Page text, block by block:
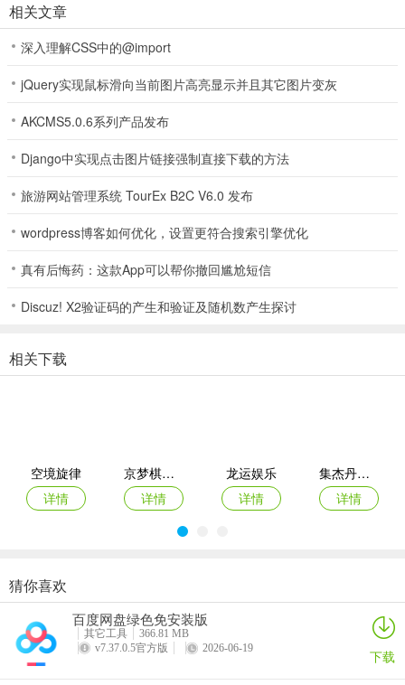
3、人气棋牌，积累财富，解锁不同的对局，和不同阶段的对手过招。
4、100%封杀作弊行为，全天牌局监测，实时GM巡逻，坚决打击作
弊行为。
人气棋牌2026技巧
可以捕鱼成功最大化。
2.不要盲目的点击，那样会很快的消耗你的金币，而且还得不偿失
哦，所以放松心态，淡定的去捕鱼，感觉自己手气差，可以看看鱼儿
3.要是碰到那种打了半天还不死快跑掉的鱼就让他跑，追着它打会浪
费金币跟时间，最好是赶紧换一个目标接着打。
金币，但是大群鱼出现跟捕捉的几率有点小，所以建议不要浪费子
相关文章
深入理解CSS中的@import
jQuery实现鼠标滑向当前图片高亮显示并且其它图片变灰
AKCMS5.0.6系列产品发布
Django中实现点击图片链接强制直接下载的方法
旅游网站管理系统 TourEx B2C V6.0 发布
wordpress博客如何优化，设置更符合搜索引擎优化
真有后悔药：这款App可以帮你撤回尴尬短信
Discuz! X2验证码的产生和验证及随机数产生探讨
相关下载
空境旋律
详情
京梦棋牌官网官网
详情
龙运娱乐
详情
集杰丹东棋牌
详情
730棋牌
详情
钻石会棋牌
详情
微乐游戏
2020年注册送礼金的娱乐网站
猜你喜欢
百度网盘绿色免安装版
其它工具
366.81 MB
v7.37.0.5官方版
2026-06-19 下载